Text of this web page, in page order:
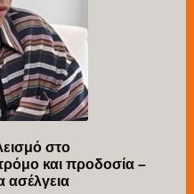
στο
και προδοσία –
ασέλγεια